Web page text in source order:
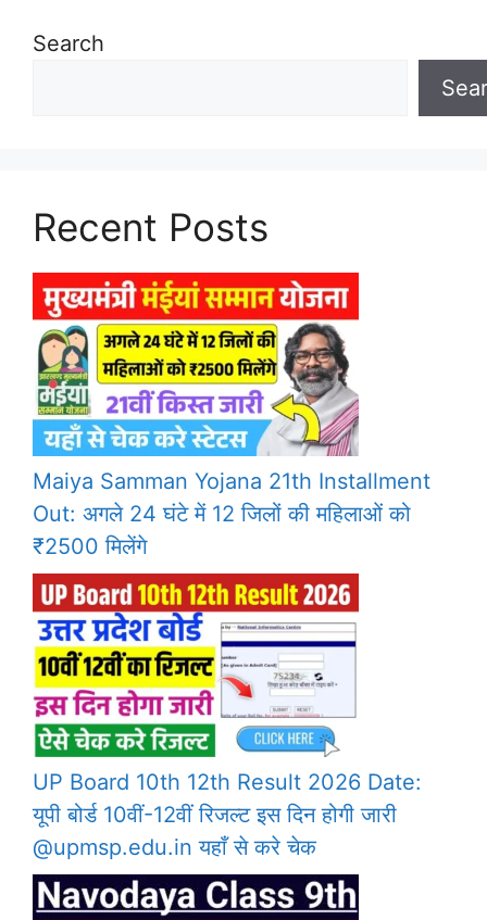
Search
Recent Posts
Maiya Samman Yojana 21th Installment
Out: अगले 24 घंटे में 12 जिलों की महिलाओं को
₹2500 मिलेंगे
UP Board 10th 12th Result 2026 Date:
यूपी बोर्ड 10वीं-12वीं रिजल्ट इस दिन होगी जारी
@upmsp.edu.in यहाँ से करे चेक